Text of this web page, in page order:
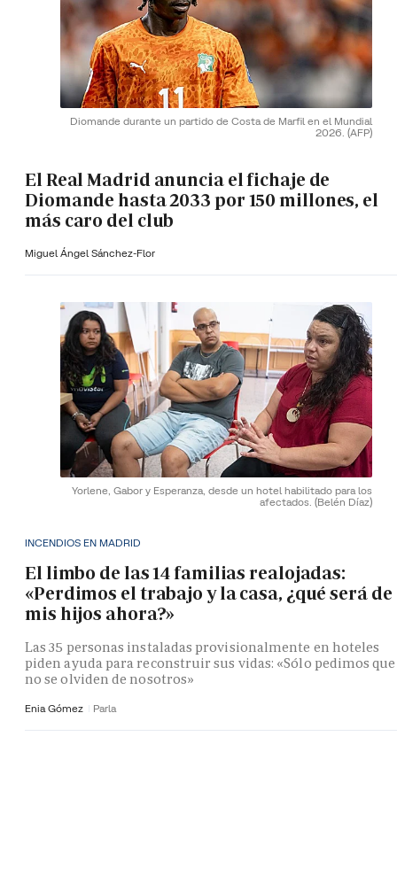
Diomande durante un partido de Costa de Marfil en el Mundial
2026. (AFP)
El Real Madrid anuncia el fichaje de
Diomande hasta 2033 por 150 millones, el
más caro del club
Miguel Ángel Sánchez-Flor
Yorlene, Gabor y Esperanza, desde un hotel habilitado para los
afectados. (Belén Díaz)
INCENDIOS EN MADRID
El limbo de las 14 familias realojadas:
«Perdimos el trabajo y la casa, ¿qué será de
mis hijos ahora?»
Las 35 personas instaladas provisionalmente en hoteles
piden ayuda para reconstruir sus vidas: «Sólo pedimos que
no se olviden de nosotros»
Enia Gómez Parla